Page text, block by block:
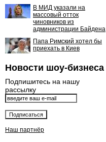
В МИД указали на
массовый отток
чиновников из
администрации Байдена
Папа Римский хотел бы
приехать в Киев
Новости шоу-бизнеса
Подпишитесь на нашу
рассылку
Наш партнёр